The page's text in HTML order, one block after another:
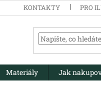
KONTAKTY PRO
Materiály Jak